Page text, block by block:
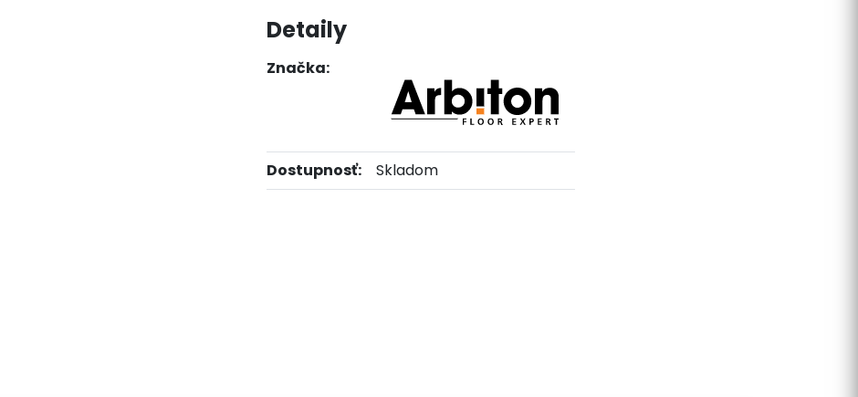
Detaily
Značka:
Dostupnosť: Skladom